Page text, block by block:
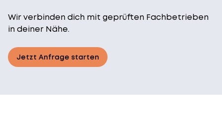
Wir verbinden dich mit geprüften Fachbetrieben
in deiner Nähe.
Jetzt Anfrage starten